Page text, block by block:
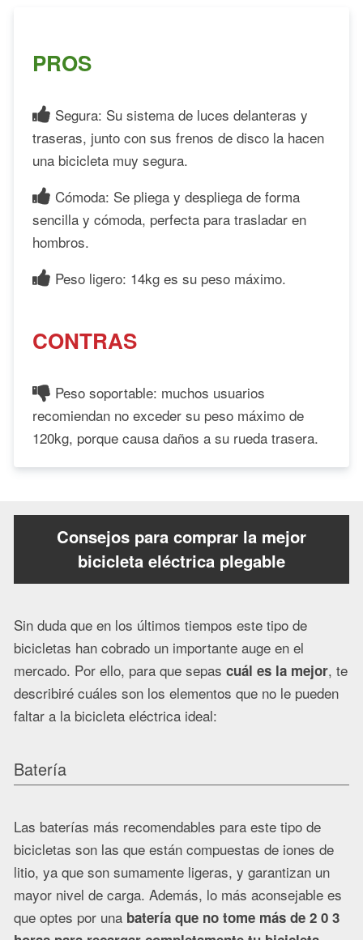
PROS
Segura: Su sistema de luces delanteras y
traseras, junto con sus frenos de disco la hacen
una bicicleta muy segura.
Cómoda: Se pliega y despliega de forma
sencilla y cómoda, perfecta para trasladar en
hombros.
Peso ligero: 14kg es su peso máximo.
CONTRAS
Peso soportable: muchos usuarios
recomiendan no exceder su peso máximo de
120kg, porque causa daños a su rueda trasera.
Consejos para comprar la mejor
bicicleta eléctrica plegable
Sin duda que en los últimos tiempos este tipo de
bicicletas han cobrado un importante auge en el
mercado. Por ello, para que sepas cuál es la mejor, te
describiré cuáles son los elementos que no le pueden
faltar a la bicicleta eléctrica ideal:
Batería
Las baterías más recomendables para este tipo de
bicicletas son las que están compuestas de iones de
litio, ya que son sumamente ligeras, y garantizan un
mayor nivel de carga. Además, lo más aconsejable es
que optes por una batería que no tome más de 2 0 3